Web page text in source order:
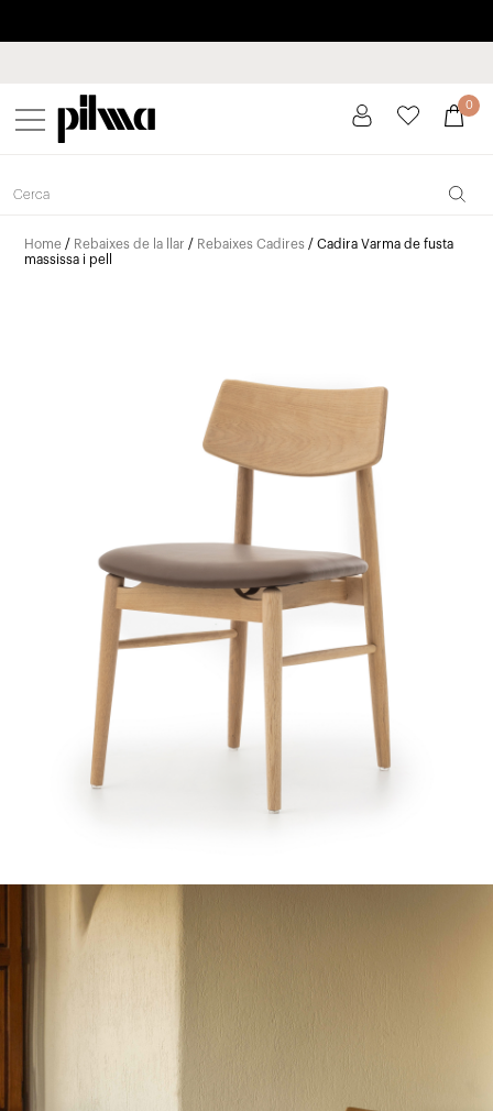
pilma 0
Home / Rebaixes de la llar / Rebaixes Cadires / Cadira Varma de fusta
massissa i pell